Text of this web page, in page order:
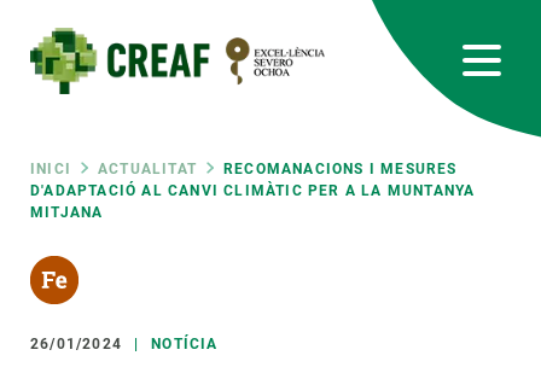
contingut
Fil
d'ariadna
INICI ACTUALITAT
RECOMANACIONS I MESURES
D'ADAPTACIÓ AL CANVI CLIMÀTIC PER A LA MUNTANYA
MITJANA
26/01/2024 NOTÍCIA
RRSS
Featured
responsive